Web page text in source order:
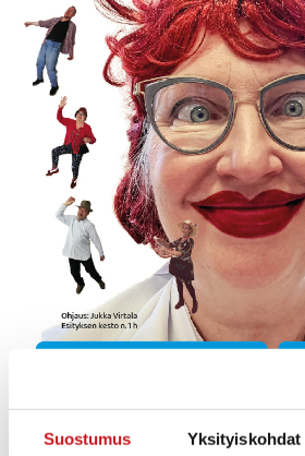
Suostumus Yksityiskohdat